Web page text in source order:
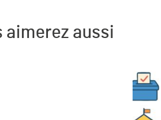
aimerez aussi